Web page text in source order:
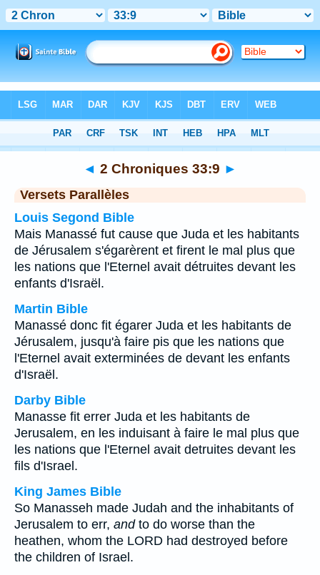
>Chapitre 33 > Verset 9
◄ 2 Chroniques 33:9 ►
Versets Parallèles
Louis Segond Bible
Mais Manassé fut cause que Juda et les habitants
de Jérusalem s'égarèrent et firent le mal plus que
les nations que l'Eternel avait détruites devant les
enfants d'Israël.
Martin Bible
Manassé donc fit égarer Juda et les habitants de
Jérusalem, jusqu'à faire pis que les nations que
l'Eternel avait exterminées de devant les enfants
d'Israël.
Darby Bible
Manasse fit errer Juda et les habitants de
Jerusalem, en les induisant à faire le mal plus que
les nations que l'Eternel avait detruites devant les
fils d'Israel.
King James Bible
So Manasseh made Judah and the inhabitants of
Jerusalem to err, andto do worse than the
heathen, whom the LORD had destroyed before
the children of Israel.